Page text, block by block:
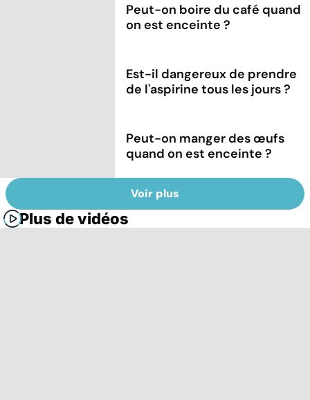
Peut-on boire du café quand
on est enceinte ?
Est-il dangereux de prendre
de l'aspirine tous les jours ?
Peut-on manger des œufs
quand on est enceinte ?
Voir plus
Plus de vidéos